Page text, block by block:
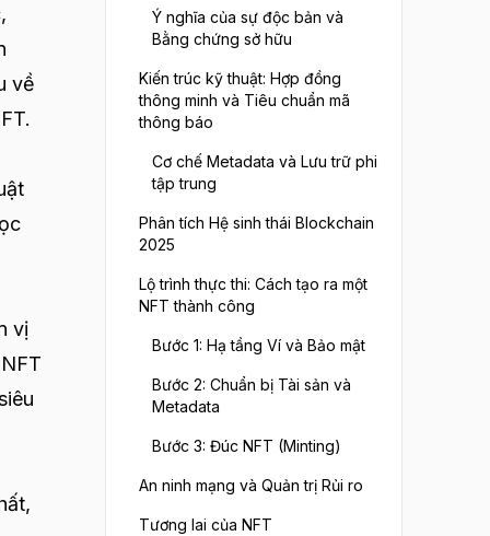
về
vị
Ý nghĩa của sự độc bản và
Bằng chứng sở hữu
Kiến trúc kỹ thuật: Hợp đồng
thông minh và Tiêu chuẩn mã
thông báo
Cơ chế Metadata và Lưu trữ phi
tập trung
Phân tích Hệ sinh thái Blockchain
2025
Lộ trình thực thi: Cách tạo ra một
NFT thành công
Bước 1: Hạ tầng Ví và Bảo mật
Bước 2: Chuẩn bị Tài sản và
Metadata
Bước 3: Đúc NFT (Minting)
An ninh mạng và Quản trị Rủi ro
Tương lai của NFT